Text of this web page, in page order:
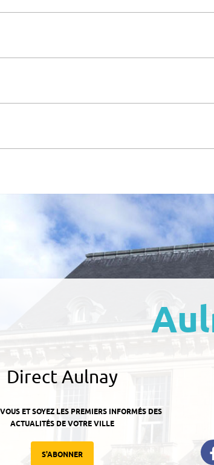
Direct Aulnay
ET SOYEZ LES PREMIERS INFORMÉS DES
ACTUALITÉS DE VOTRE VILLE
S'ABONNER